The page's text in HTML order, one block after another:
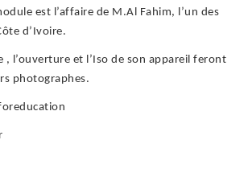
est l’affaire de M.Al Fahim, l’un des
d’Ivoire.
, l’ouverture et l’Iso de son appareil feront
photographes.